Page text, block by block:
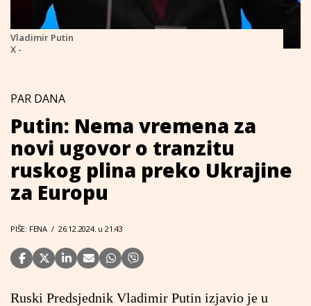
Vladimir Putin
X -
PAR DANA
Putin: Nema vremena za
novi ugovor o tranzitu
ruskog plina preko Ukrajine
za Europu
PIŠE: FENA / 26.12.2024. u 21:43
Ruski Predsjednik Vladimir Putin izjavio je u